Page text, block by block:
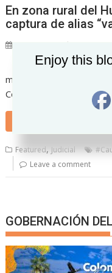
En zona rural del
captura de alias
Zenpro
mano derecha de alias
Comisión de la
Featured, Judicial
Leave a comment
GOBERNACIÓN
Enjoy this